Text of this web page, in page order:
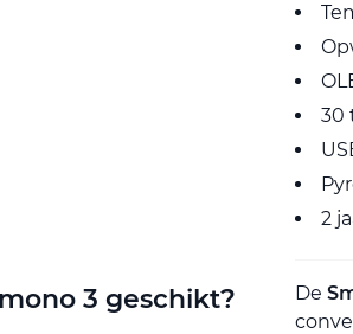
30
2
3 geschikt? De